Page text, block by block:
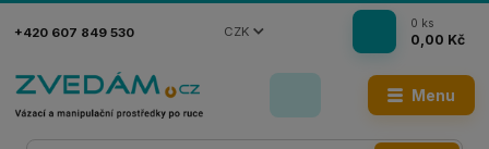
Menu
CZK
+420 607 849 530
0 ks
0,00 Kč